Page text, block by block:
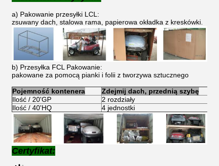
a) Pakowanie przesyłki LCL:
zsuwany dach, stalowa rama, papierowa okładka z kreskówki.
b) Przesyłka FCL Pakowanie:
pakowane za pomocą pianki i folii z tworzywa sztucznego
Pojemność kontenera
Zdejmij dach, przednią szybę
Ilość / 20'GP
2 rozdziały
Ilość / 40'HQ
4 jednostki
Certyfikat: